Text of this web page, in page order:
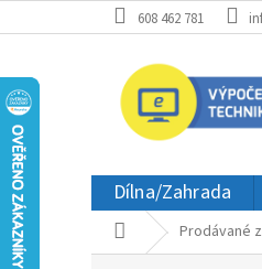
na
608 462 781
Dílna/Zahrada
Domů Prodávané